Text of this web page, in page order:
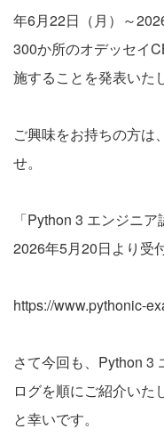
年6月22日（月）～
300か所のオデッセイ
施することを発表いた
ご興味をお持ちの方は
せ。
「Python 3 エンジニ
2026年5月20日より受
https://www.pythonic-
さて今回も、Python 3
ログを順にご紹介いた
と幸いです。